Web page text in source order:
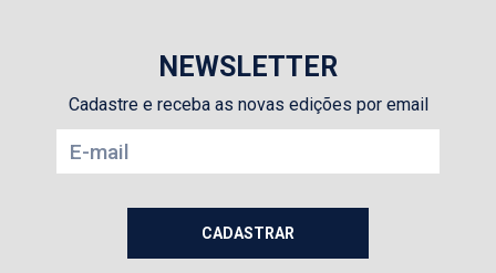
NEWSLETTER
Cadastre e receba as novas edições por email